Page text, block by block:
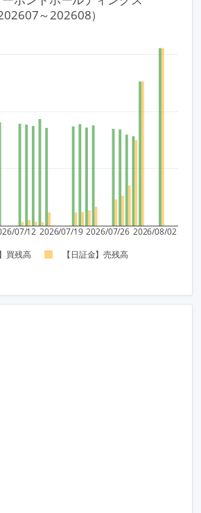
07/12 2026/07/19 2026/07/26 2026/08/02
買残高 【日証金】売残高
～202608）